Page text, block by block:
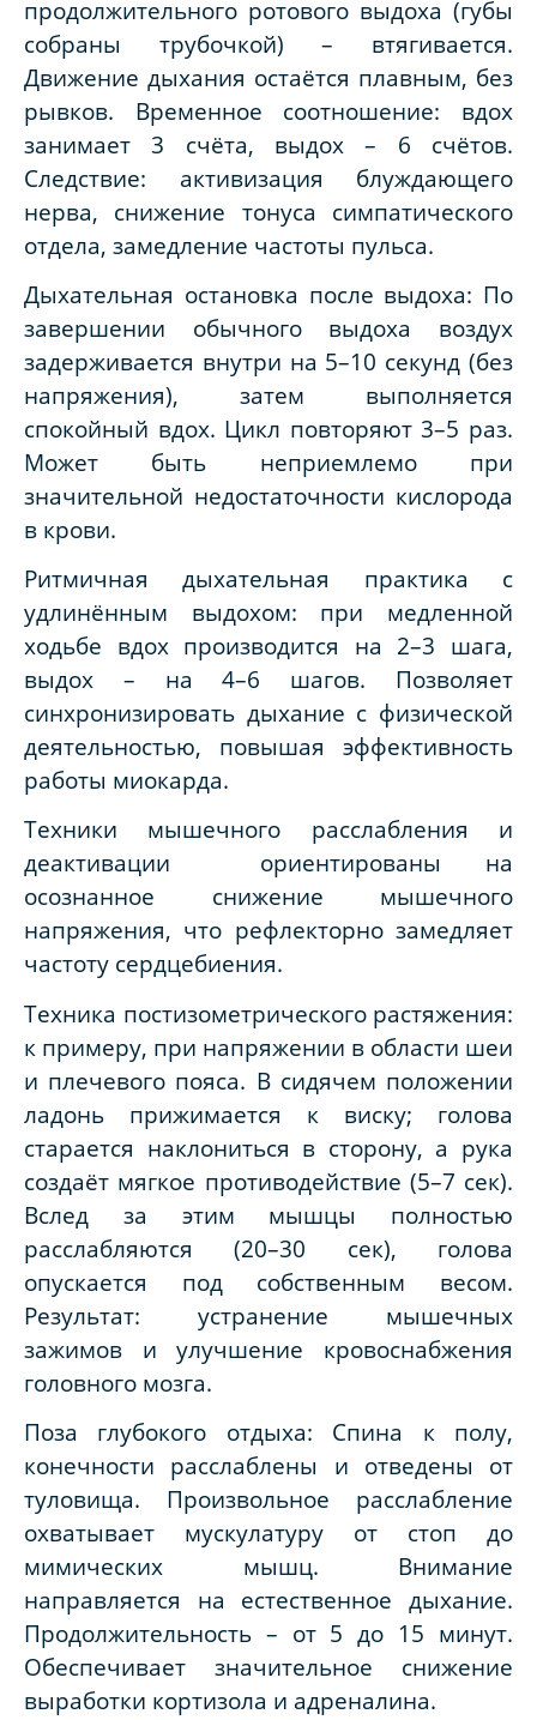
продолжительного ротового выдоха (губы
собраны трубочкой) – втягивается.
Движение дыхания остаётся плавным, без
рывков. Временное соотношение: вдох
занимает 3 счёта, выдох – 6 счётов.
Следствие: активизация блуждающего
нерва, снижение тонуса симпатического
отдела, замедление частоты пульса.
Дыхательная остановка после выдоха: По
завершении обычного выдоха воздух
задерживается внутри на 5–10 секунд (без
напряжения), затем выполняется
спокойный вдох. Цикл повторяют 3–5 раз.
Может быть неприемлемо при
значительной недостаточности кислорода
в крови.
Ритмичная дыхательная практика с
удлинённым выдохом: при медленной
ходьбе вдох производится на 2–3 шага,
выдох – на 4–6 шагов. Позволяет
синхронизировать дыхание с физической
деятельностью, повышая эффективность
работы миокарда.
Техники мышечного расслабления и
деактивации ориентированы на
осознанное снижение мышечного
напряжения, что рефлекторно замедляет
частоту сердцебиения.
Техника постизометрического растяжения:
к примеру, при напряжении в области шеи
и плечевого пояса. В сидячем положении
ладонь прижимается к виску; голова
старается наклониться в сторону, а рука
создаёт мягкое противодействие (5–7 сек).
Вслед за этим мышцы полностью
расслабляются (20–30 сек), голова
опускается под собственным весом.
Результат: устранение мышечных
зажимов и улучшение кровоснабжения
головного мозга.
Поза глубокого отдыха: Спина к полу,
конечности расслаблены и отведены от
туловища. Произвольное расслабление
охватывает мускулатуру от стоп до
мимических мышц. Внимание
направляется на естественное дыхание.
Продолжительность – от 5 до 15 минут.
Обеспечивает значительное снижение
выработки кортизола и адреналина.